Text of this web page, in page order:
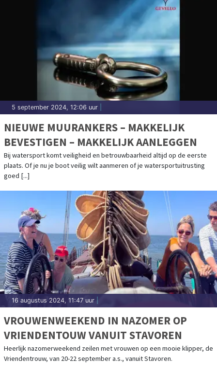
5 september 2024, 12:06 uur
NIEUWE MUURANKERS – MAKKELIJK
BEVESTIGEN – MAKKELIJK AANLEGGEN
Bij watersport komt veiligheid en betrouwbaarheid altijd op de eerste
plaats. Of je nu je boot veilig wilt aanmeren of je watersportuitrusting
goed [...]
16 augustus 2024, 11:47 uur
VROUWENWEEKEND IN NAZOMER OP
VRIENDENTOUW VANUIT STAVOREN
Heerlijk nazomerweekend zeilen met vrouwen op een mooie klipper, de
Vriendentrouw, van 20-22 september a.s., vanuit Stavoren.